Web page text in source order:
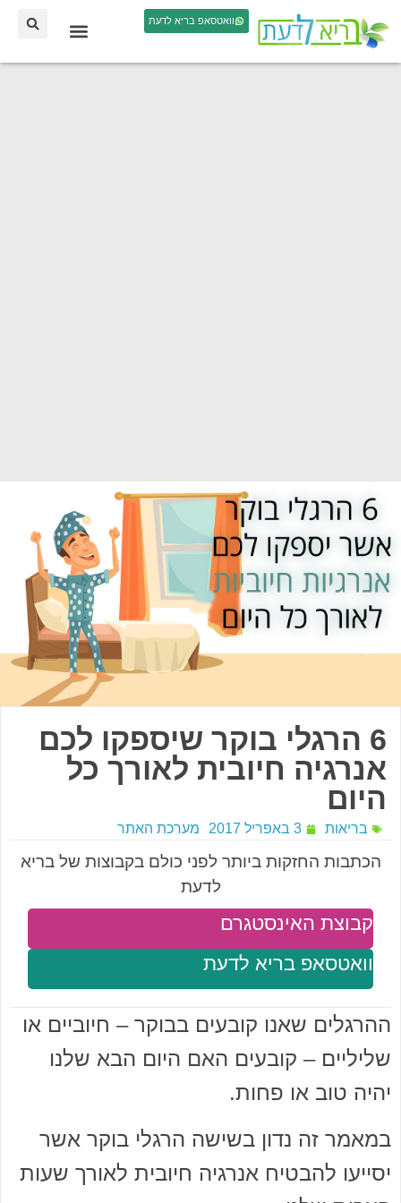
וואטסאפ בריא לדעת
6 הרגלי בוקר שיספקו לכם
אנרגיה חיובית לאורך כל
היום
בריאות 3 באפריל 2017 מערכת האתר
הכתבות החזקות ביותר לפני כולם בקבוצות של בריא
לדעת
וואטסאפ בריא לדעת
קבוצת האינסטגרם
ההרגלים שאנו קובעים בבוקר – חיוביים או
שליליים – קובעים האם היום הבא שלנו
יהיה טוב או פחות.
במאמר זה נדון בשישה הרגלי בוקר אשר
יסייעו להבטיח אנרגיה חיובית לאורך שעות